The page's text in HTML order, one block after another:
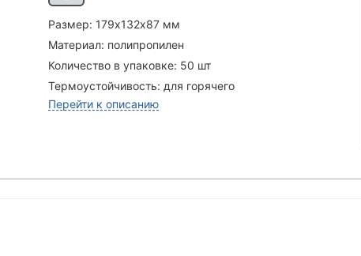
Размер: 179х132х87 мм
Материал: полипропилен
Количество в упаковке: 50 шт
Термоустойчивость: для горячего
Перейти к описанию